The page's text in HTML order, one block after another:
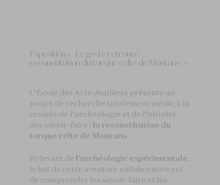
Exposition « Le geste retrouvé :
reconstitution du torque celte de Montans »
L’École des Arts Joailliers présente un
projet de recherche totalement inédit, à la
croisée de l’archéologie et de l’histoire
des savoir-faire : la reconstitution du
torque celte de Montans.
Relevant de l’archéologie expérimentale,
le but de cette aventure collaborative est
de comprendre les savoir-faire et les